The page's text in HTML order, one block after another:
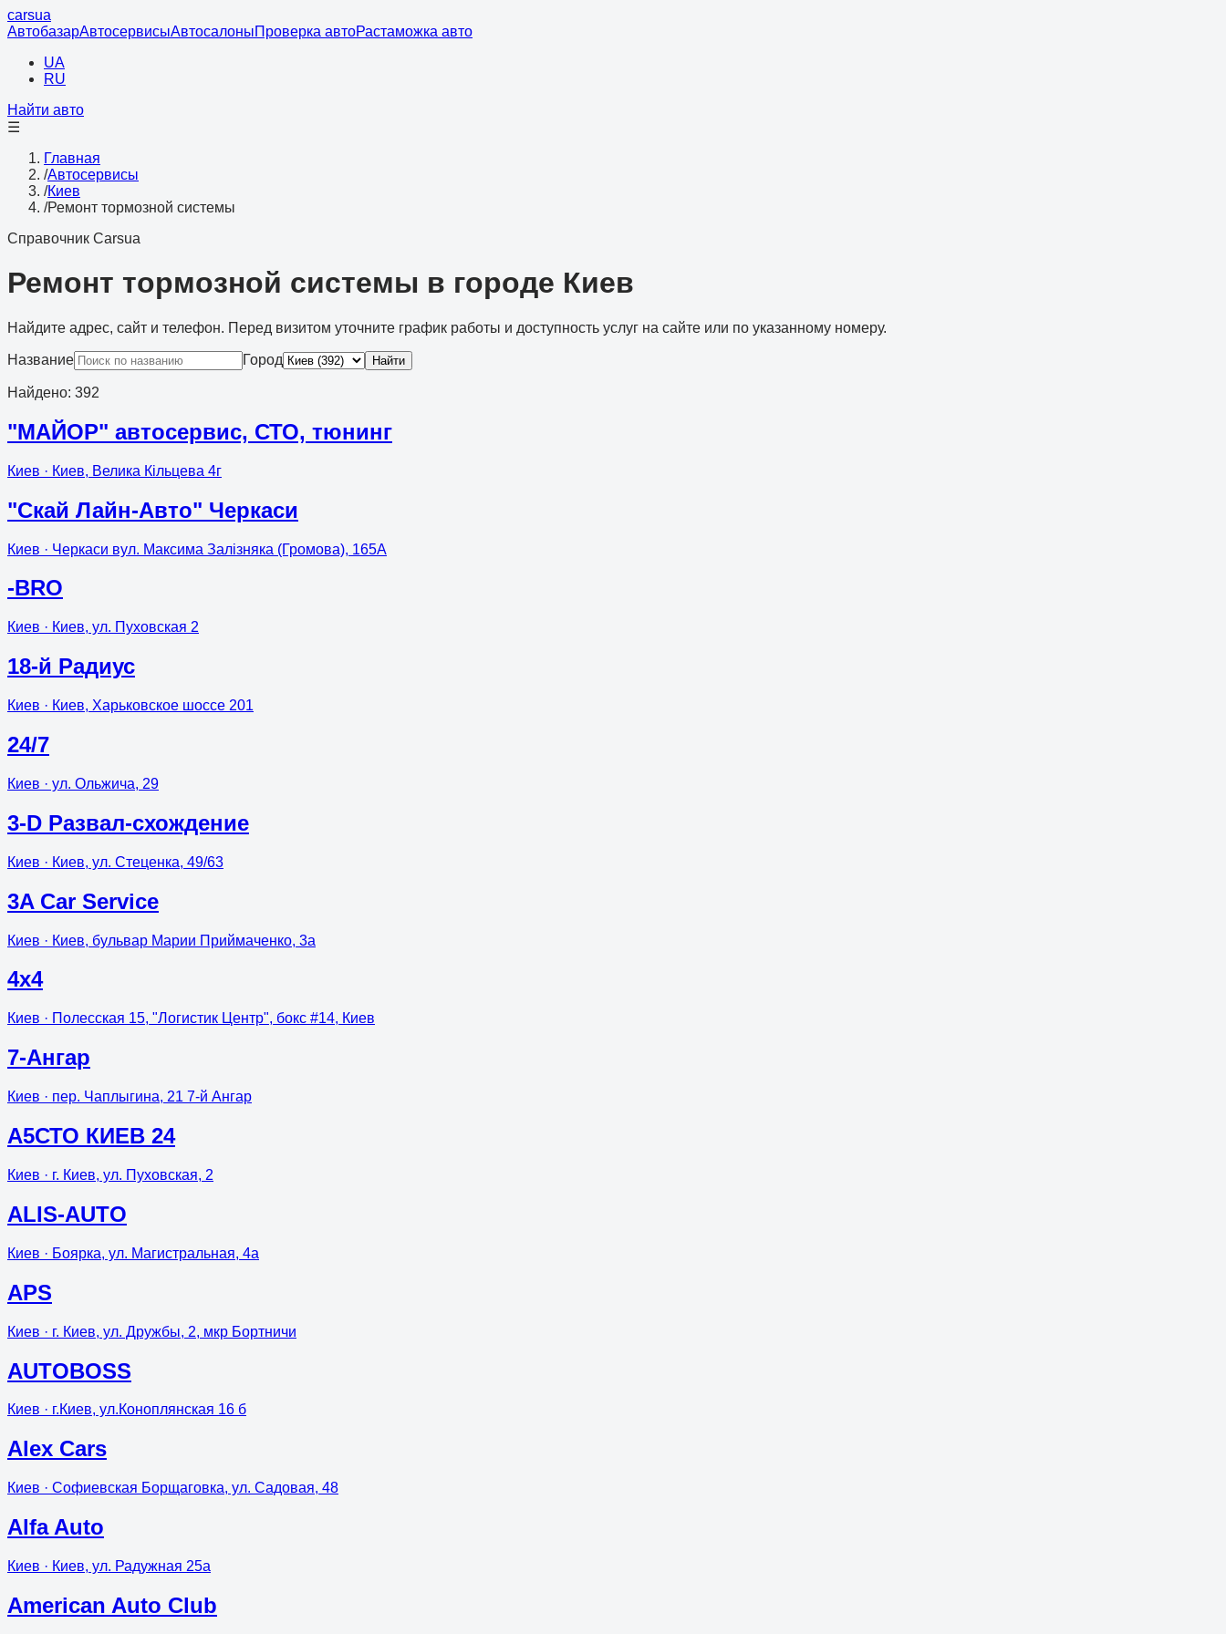
carsua
АвтобазарАвтосервисыАвтосалоныПроверка автоРастаможка авто
UA
RU
Найти авто
☰
Главная
/Автосервисы
/Киев
/Ремонт тормозной системы
Справочник Carsua
Ремонт тормозной системы в городе Киев
Найдите адрес, сайт и телефон. Перед визитом уточните график работы и доступность услуг на сайте или по указанному номеру.
Название Город Найти
Найдено: 392
"МАЙОР" автосервис, СТО, тюнинг
Киев · Киев, Велика Кільцева 4г
"Скай Лайн-Авто" Черкаси
Киев · Черкаси вул. Максима Залізняка (Громова), 165А
-BRO
Киев · Киев, ул. Пуховская 2
18-й Радиус
Киев · Киев, Харьковское шоссе 201
24/7
Киев · ул. Ольжича, 29
3-D Развал-схождение
Киев · Киев, ул. Стеценка, 49/63
3A Car Service
Киев · Киев, бульвар Марии Приймаченко, 3а
4х4
Киев · Полесская 15, "Логистик Центр", бокс #14, Киев
7-Ангар
Киев · пер. Чаплыгина, 21 7-й Ангар
A5СТО КИЕВ 24
Киев · г. Киев, ул. Пуховская, 2
ALIS-AUTO
Киев · Боярка, ул. Магистральная, 4а
APS
Киев · г. Киев, ул. Дружбы, 2, мкр Бортничи
AUTOBOSS
Киев · г.Киев, ул.Коноплянская 16 б
Alex Cars
Киев · Софиевская Борщаговка, ул. Садовая, 48
Alfa Auto
Киев · Киев, ул. Радужная 25а
American Auto Club